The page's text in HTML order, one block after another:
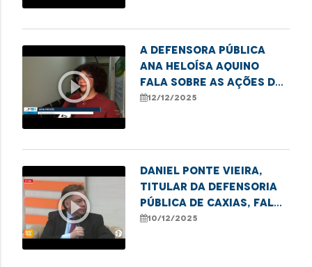
tecnologia.
play_circle_outline
A defensora pública
Ana Heloísa Aquino
fala sobre as ações de
combate ao sub-
12/12/2025
play_circle_outline
Daniel Ponte Vieira,
titular da Defensoria
Pública de Caxias, fala
sobre a semana de
10/12/2025